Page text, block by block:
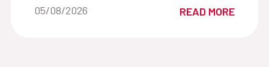
Date of the news::
05/08/2026 READ MORE